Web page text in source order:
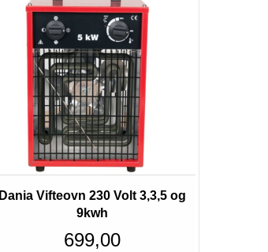
Dania Vifteovn 230 Volt 3,3,5 og
9kwh
699,00